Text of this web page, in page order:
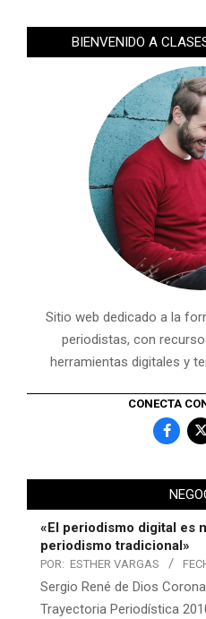
BIENVENIDO A
Sitio web dedicado a la
periodistas, con
herramientas digitales y
CONECTA
«El periodismo digital es
periodismo tradicional»
POR: ESTHER VARGAS
Sergio René de Dios
Trayectoria Periodística